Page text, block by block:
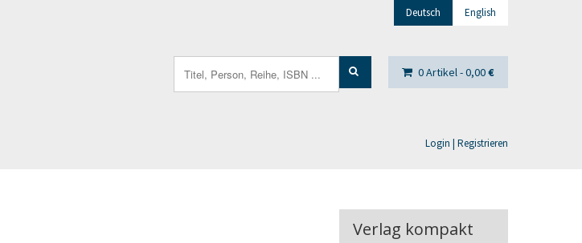
Deutsch English
0 Artikel -0,00€
Login | Registrieren
for:
Verlag kompakt